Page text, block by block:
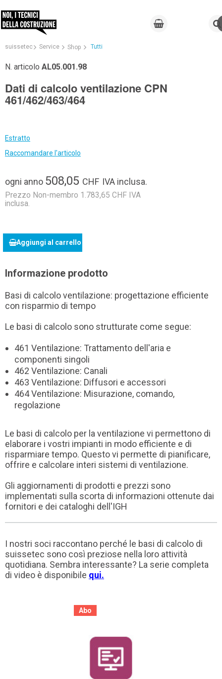
suissetec Service Shop Tutti
N. articolo AL05.001.98
Dati di calcolo ventilazione CPN
461/462/463/464
Estratto
Raccomandare l'articolo
ogni anno 508,05 CHF IVA inclusa.
Prezzo Non-membro 1.783,65 CHF IVA
inclusa.
Aggiungi al carrello
Informazione prodotto
Basi di calcolo ventilazione: progettazione efficiente
con risparmio di tempo
Le basi di calcolo sono strutturate come segue:
461 Ventilazione: Trattamento dell'aria e
componenti singoli
462 Ventilazione: Canali
463 Ventilazione: Diffusori e accessori
464 Ventilazione: Misurazione, comando,
regolazione
Le basi di calcolo per la ventilazione vi permettono di
elaborare i vostri impianti in modo efficiente e di
risparmiare tempo. Questo vi permette di pianificare,
offrire e calcolare interi sistemi di ventilazione.
Gli aggiornamenti di prodotti e prezzi sono
implementati sulla scorta di informazioni ottenute dai
fornitori e dei cataloghi dell'IGH
I nostri soci raccontano perché le basi di calcolo di
suissetec sono così preziose nella loro attività
quotidiana. Sembra interessante? La serie completa
di video è disponibile qui.
Abo